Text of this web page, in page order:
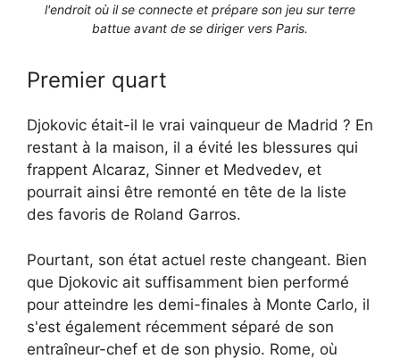
l'endroit où il se connecte et prépare son jeu sur terre
battue avant de se diriger vers Paris.
Premier quart
Djokovic était-il le vrai vainqueur de Madrid ? En
restant à la maison, il a évité les blessures qui
frappent Alcaraz, Sinner et Medvedev, et
pourrait ainsi être remonté en tête de la liste
des favoris de Roland Garros.
Pourtant, son état actuel reste changeant. Bien
que Djokovic ait suffisamment bien performé
pour atteindre les demi-finales à Monte Carlo, il
s'est également récemment séparé de son
entraîneur-chef et de son physio. Rome, où